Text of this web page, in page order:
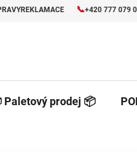
REKLAMACE 📞+420 777 079
Paletový prodej 📦